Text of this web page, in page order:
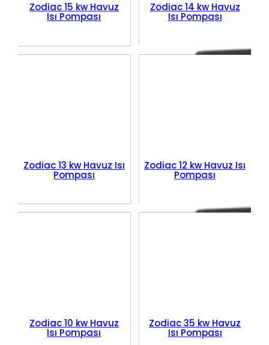
Zodiac 15 kw Havuz
Isı Pompası
Zodiac 14 kw Havuz
Isı Pompası
Zodiac 13 kw Havuz Isı
Pompası
Zodiac 12 kw Havuz Isı
Pompası
Zodiac 10 kw Havuz
Isı Pompası
Zodiac 35 kw Havuz
Isı Pompası